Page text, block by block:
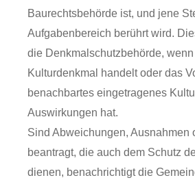
Baurechtsbehörde ist, und jene
Aufgabenbereich berührt wird.
die Denkmalschutzbehörde,
Kulturdenkmal handelt oder das
benachbartes eingetragenes
Auswirkungen hat.
Sind Abweichungen, Ausnahmen
beantragt, die auch dem Schutz
dienen, benachrichtigt die